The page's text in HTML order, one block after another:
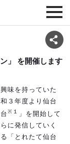
」 を開催します
味を持っていた
３年度より仙台
※１
」を開始して
に発信していく
「とれたて仙台